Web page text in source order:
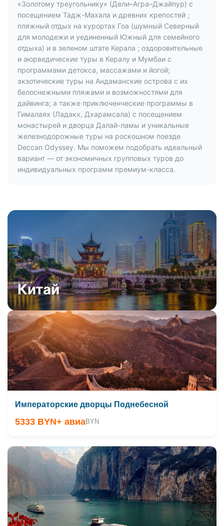
«Золотому треугольнику» (Дели–Агра–Джайпур) с
посещением Тадж-Махала и древних крепостей ;
пляжный отдых на курортах Гоа (шумный Северный
для молодежи и уединенный Южный для семейного
отдыха) и в зеленом штате Керала ; оздоровительные
и аюрведические туры в Кералу и Мумбаи с
программами детокса, массажами и йогой;
экзотические туры на Андаманские острова с их
белоснежными пляжами и возможностями для
дайвинга; а также приключенческие программы в
Гималаях (Ладакх, Дхарамсала) с посещением
монастырей и дворца Далай-ламы и уникальные
железнодорожные туры на роскошном поезде
Deccan Odyssey. Мы поможем подобрать идеальный
вариант — от экономичных групповых туров до
индивидуальных программ премиум-класса.
Китай
Императорские дворцы Поднебесной
5333 BYN+ авиаBYN